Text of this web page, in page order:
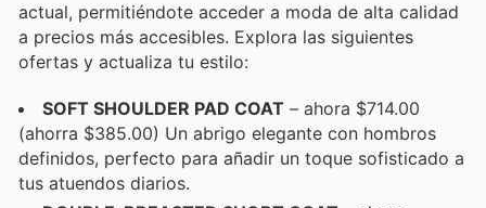
actual, permitiéndote acceder a moda de alta calidad
a precios más accesibles. Explora las siguientes
ofertas y actualiza tu estilo:
SOFT SHOULDER PAD COAT – ahora $714.00
(ahorra $385.00) Un abrigo elegante con hombros
definidos, perfecto para añadir un toque sofisticado a
tus atuendos diarios.